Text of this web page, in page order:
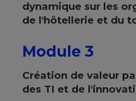
dynamique sur les
de l'hôtellerie et du
Module 3
Création de valeur
des TI et de